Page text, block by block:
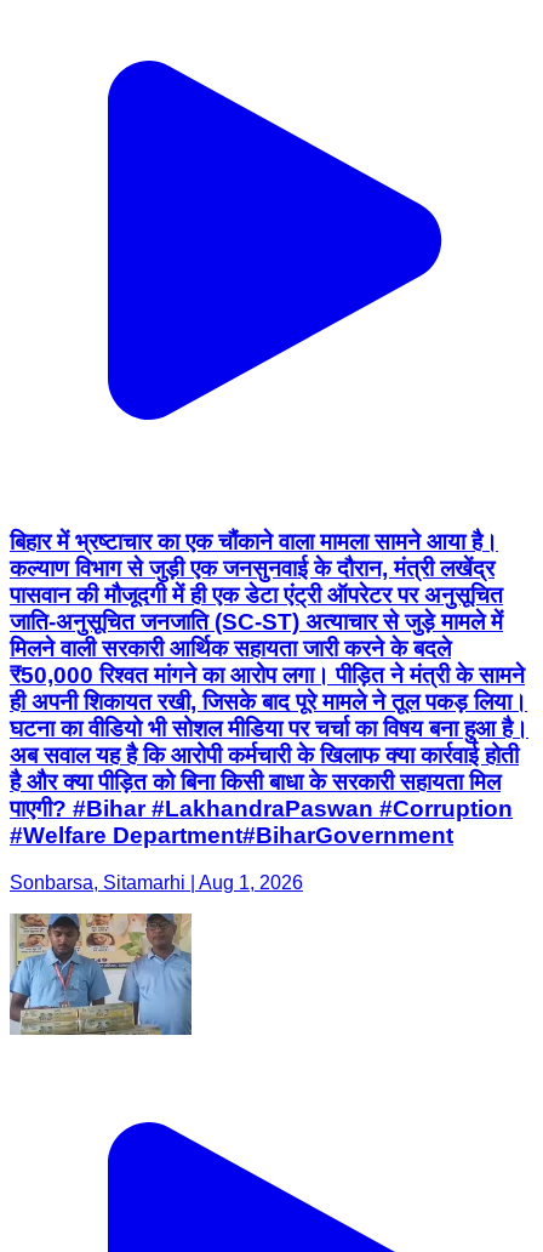
बिहार में भ्रष्टाचार का एक चौंकाने वाला मामला सामने आया है।
कल्याण विभाग से जुड़ी एक जनसुनवाई के दौरान, मंत्री लखेंद्र
पासवान की मौजूदगी में ही एक डेटा एंट्री ऑपरेटर पर अनुसूचित
जाति-अनुसूचित जनजाति (SC-ST) अत्याचार से जुड़े मामले में
मिलने वाली सरकारी आर्थिक सहायता जारी करने के बदले
₹50,000 रिश्वत मांगने का आरोप लगा। पीड़ित ने मंत्री के सामने
ही अपनी शिकायत रखी, जिसके बाद पूरे मामले ने तूल पकड़ लिया।
घटना का वीडियो भी सोशल मीडिया पर चर्चा का विषय बना हुआ है।
अब सवाल यह है कि आरोपी कर्मचारी के खिलाफ क्या कार्रवाई होती
है और क्या पीड़ित को बिना किसी बाधा के सरकारी सहायता मिल
पाएगी? #Bihar #LakhandraPaswan #Corruption
#Welfare Department#BiharGovernment
Sonbarsa, Sitamarhi | Aug 1, 2026